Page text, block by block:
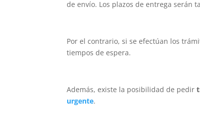
de envío. Los plazos de entrega serán
Por el contrario, si se efectúan los
tiempos de espera.
Además, existe la posibilidad de pedir
urgente.